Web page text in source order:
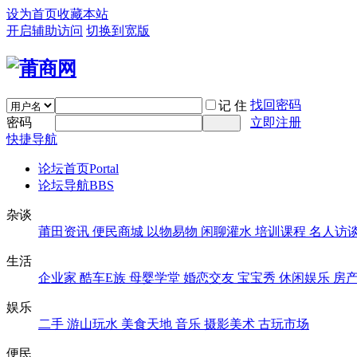
设为首页收藏本站
开启辅助访问 切换到宽版
记 住 找回密码
密码
立即注册
快捷导航
论坛首页Portal
论坛导航BBS
杂谈
莆田资讯 便民商城 以物易物 闲聊灌水 培训课程 名人访
生活
企业家 酷车E族 母婴学堂 婚恋交友 宝宝秀 休闲娱乐 房
娱乐
二手 游山玩水 美食天地 音乐 摄影美术 古玩市场
便民